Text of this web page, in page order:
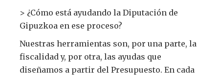
> ¿Cómo está ayudando la Diputación de
Gipuzkoa en ese proceso?
Nuestras herramientas son, por una parte, la
fiscalidad y, por otra, las ayudas que
diseñamos a partir del Presupuesto. En cada